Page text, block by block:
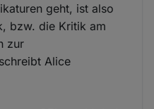
geht, ist also
bzw. die Kritik am
zur
Alice